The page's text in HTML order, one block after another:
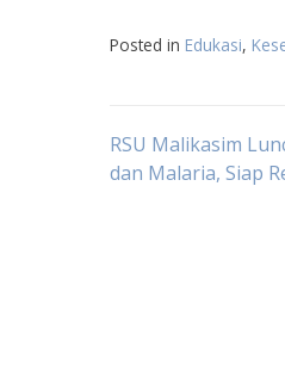
Posted in Edukasi,
Navigasi
RSU Malikasim
dan Malaria, Siap